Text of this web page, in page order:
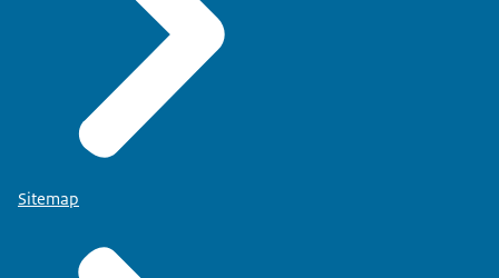
Sitemap